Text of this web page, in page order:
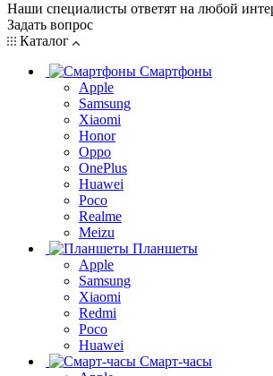
Наши специалисты ответят на любой
Задать вопрос
Каталог
Смартфоны
Apple
Samsung
Xiaomi
Honor
Oppo
OnePlus
Huawei
Poco
Realme
Meizu
Планшеты
Apple
Samsung
Xiaomi
Redmi
Poco
Huawei
Смарт-часы